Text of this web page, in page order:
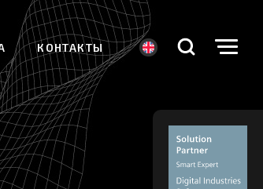
КОНТАКТЫ